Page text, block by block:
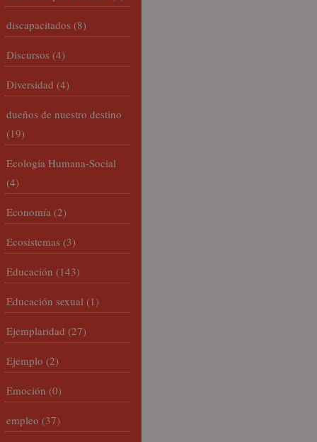
discapacitados (8)
Discursos (4)
Diversidad (4)
dueños de nuestro destino
(19)
Ecología Humana-Social
(4)
Economía (2)
Ecosistemas (3)
Educación (143)
Educación sexual (1)
Ejemplaridad (27)
Ejemplo (2)
Emoción (0)
empleo (37)